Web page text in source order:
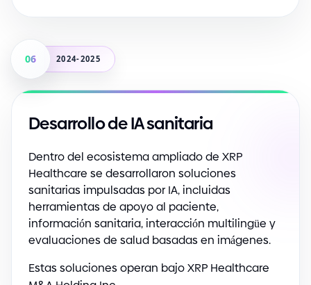
06 2024-2025
Desarrollo de IA sanitaria
Dentro del ecosistema ampliado de XRP
Healthcare se desarrollaron soluciones
sanitarias impulsadas por IA, incluidas
herramientas de apoyo al paciente,
información sanitaria, interacción multilingüe y
evaluaciones de salud basadas en imágenes.
Estas soluciones operan bajo XRP Healthcare